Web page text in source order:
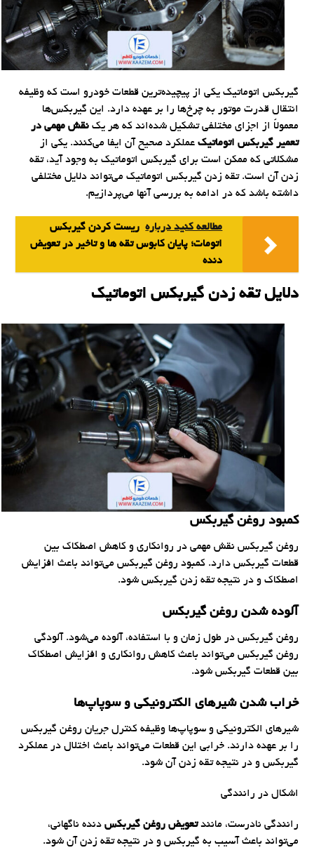
گیربکس اتوماتیک یکی از پیچیده‌ترین قطعات خودرو است که وظیفه
انتقال قدرت موتور به چرخ‌ها را بر عهده دارد. این گیربکس‌ها
معمولاً از اجزای مختلفی تشکیل شده‌اند که هر یکنقش مهمی در
تعمیر گیربکس اتوماتیک عملکرد صحیح آن ایفا می‌کنند. یکی از
مشکلاتی که ممکن است برای گیربکس اتوماتیک به وجود آید، تقه
زدن آن است. تقه زدن گیربکس اتوماتیک می‌تواند دلایل مختلفی
داشته باشد که در ادامه به بررسی آنها می‌پردازیم.
مطالعه کنید درباره‌ ریست کردن گیربکس
اتومات؛ پایان کابوس تقه ها و تاخیر در تعویض
دنده
دلایل تقه زدن گیربکس اتوماتیک
کمبود روغن گیربکس
روغن گیربکس نقش مهمی در روانکاری و کاهش اصطکاک بین
قطعات گیربکس دارد. کمبود روغن گیربکس می‌تواند باعث افزایش
اصطکاک و در نتیجه تقه زدن گیربکس شود.
آلوده شدن روغن گیربکس
روغن گیربکس در طول زمان و با استفاده، آلوده می‌شود. آلودگی
روغن گیربکس می‌تواند باعث کاهش روانکاری و افزایش اصطکاک
بین قطعات گیربکس شود.
خراب شدن شیرهای الکترونیکی و سوپاپ‌ها
شیرهای الکترونیکی و سوپاپ‌ها وظیفه کنترل جریان روغن گیربکس
را بر عهده دارند. خرابی این قطعات می‌تواند باعث اختلال در عملکرد
گیربکس و در نتیجه تقه زدن آن شود.
اشکال در رانندگی
رانندگی نادرست، مانندتعویض روغن گیربکس دنده ناگهانی،
می‌تواند باعث آسیب به گیربکس و در نتیجه تقه زدن آن شود.